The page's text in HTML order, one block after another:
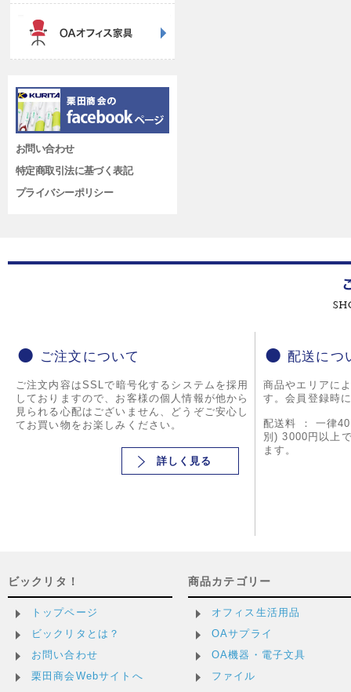
お問い合わせ
特定商取引法に基づく表記
プライバシーポリシー
ご注文について
ご注文内容はSSLで暗号化するシステムを採用
しておりますので、お客様の個人情報が他から
見られる心配はございません、どうぞご安心し
てお買い物をお楽しみください。
詳しく見る
配送につ
商品やエリアに
す。会員登録時
配送料 ： 一律
別) 3000円以上
ます。
ビックリタ！
トップページ
ビックリタとは？
お問い合わせ
栗田商会Webサイトへ
商品カテゴリー
オフィス生活用品
OAサプライ
OA機器・電子文具
ファイル